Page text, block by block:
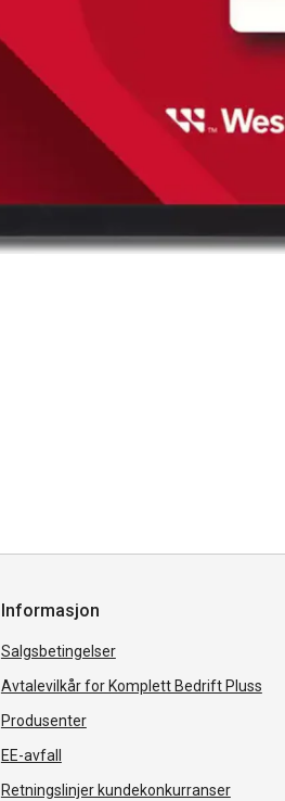
Informasjon
Salgsbetingelser
Avtalevilkår for Komplett Bedrift Pluss
Produsenter
EE-avfall
Retningslinjer kundekonkurranser